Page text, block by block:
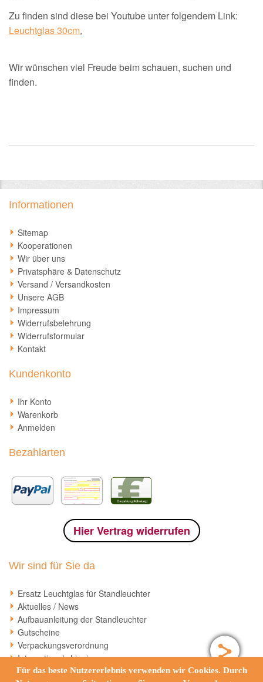
Für das beste Nutzererlebnis verwenden wir Cookies. Durch
Zu finden sind diese bei Youtube unter folgendem Link:
Leuchtglas 30cm.
Wir wünschen viel Freude beim schauen, suchen und
finden.
Informationen
Sitemap
Kooperationen
Wir über uns
Privatsphäre & Datenschutz
Versand / Versandkosten
Unsere AGB
Impressum
Widerrufsbelehrung
Widerrufsformular
Kontakt
Kundenkonto
Ihr Konto
Warenkorb
Anmelden
Bezahlarten
Hier Vertrag widerrufen
Wir sind für Sie da
Ersatz Leuchtglas für Standleuchter
Aktuelles / News
Aufbauanleitung der Standleuchter
Gutscheine
Verpackungsverordnung
International shipping